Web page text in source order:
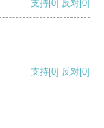
支持[0] 反对[0]
支持[0] 反对[0]